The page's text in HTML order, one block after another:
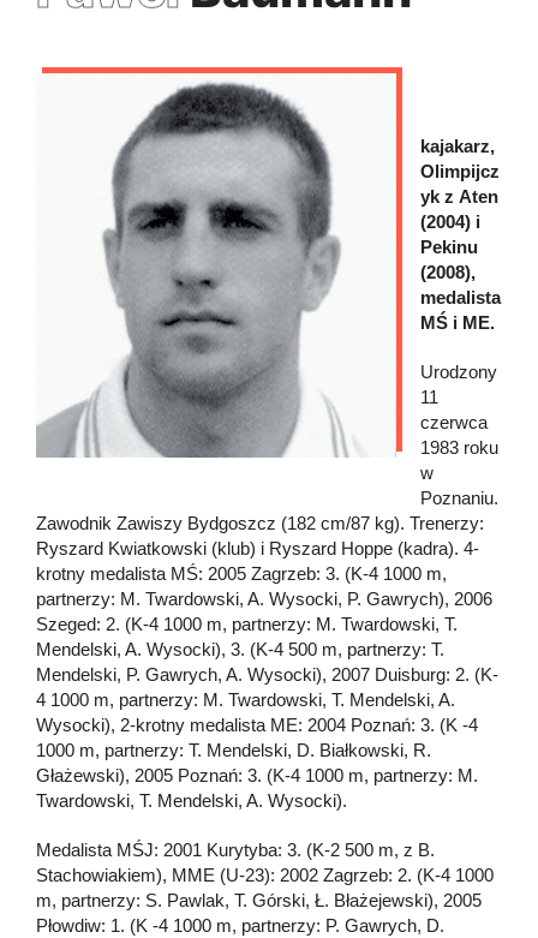
kajakarz,
Olimpijcz
yk z Aten
(2004) i
Pekinu
(2008),
medalista
MŚ i ME.
Urodzony
11
czerwca
1983 roku
w
Poznaniu.
Zawodnik Zawiszy Bydgoszcz (182 cm/87 kg). Trenerzy:
Ryszard Kwiatkowski (klub) i Ryszard Hoppe (kadra). 4-
krotny medalista MŚ: 2005 Zagrzeb: 3. (K-4 1000 m,
partnerzy: M. Twardowski, A. Wysocki, P. Gawrych), 2006
Szeged: 2. (K-4 1000 m, partnerzy: M. Twardowski, T.
Mendelski, A. Wysocki), 3. (K-4 500 m, partnerzy: T.
Mendelski, P. Gawrych, A. Wysocki), 2007 Duisburg: 2. (K-
4 1000 m, partnerzy: M. Twardowski, T. Mendelski, A.
Wysocki), 2-krotny medalista ME: 2004 Poznań: 3. (K -4
1000 m, partnerzy: T. Mendelski, D. Białkowski, R.
Głażewski), 2005 Poznań: 3. (K-4 1000 m, partnerzy: M.
Twardowski, T. Mendelski, A. Wysocki).
Medalista MŚJ: 2001 Kurytyba: 3. (K-2 500 m, z B.
Stachowiakiem), MME (U-23): 2002 Zagrzeb: 2. (K-4 1000
m, partnerzy: S. Pawlak, T. Górski, Ł. Błażejewski), 2005
Płowdiw: 1. (K -4 1000 m, partnerzy: P. Gawrych, D.